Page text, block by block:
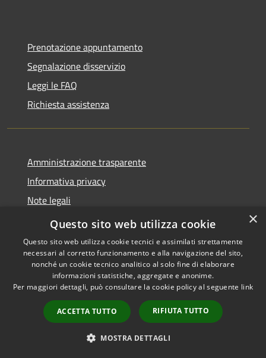
Prenotazione appuntamento
Segnalazione disservizio
Leggi le FAQ
Richiesta assistenza
Amministrazione trasparente
Informativa privacy
Note legali
Dichiarazione di accessibilità
Accessibilità
Copyright © 2026 • Comune di
Castiglione della Pescaia •
Powered byMunicipium
Accesso redazione
×
Questo sito web utilizza cookie
Questo sito web utilizza cookie tecnici e assimilati strettamente
necessari al corretto funzionamento e alla navigazione del sito,
nonché un cookie tecnico analitico al solo fine di elaborare
informazioni statistiche, aggregate e anonime.
Per maggiori dettagli, può consultare la cookie policy al seguente link
ACCETTA TUTTO RIFIUTA TUTTO
MOSTRA DETTAGLI